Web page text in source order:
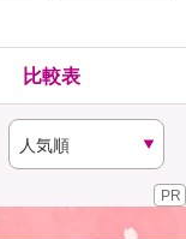
ま向け
訪問相談
比較表
PR